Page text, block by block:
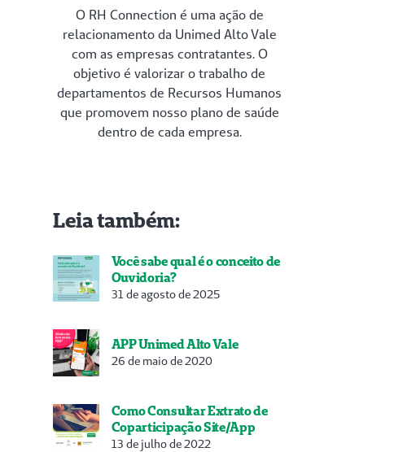
O RH Connection é uma ação de
relacionamento da Unimed Alto Vale
com as empresas contratantes. O
objetivo é valorizar o trabalho de
departamentos de Recursos Humanos
que promovem nosso plano de saúde
dentro de cada empresa.
Leia também:
Você sabe qual é o conceito de
Ouvidoria?
31 de agosto de 2025
APP Unimed Alto Vale
26 de maio de 2020
Como Consultar Extrato de
Coparticipação Site/App
13 de julho de 2022